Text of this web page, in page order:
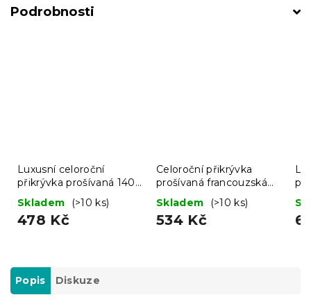
Podrobnosti
Luxusní celoroční
přikrývka prošívaná 140
x 200 cm
Skladem (>10 ks)
478 Kč
Celoroční přikrývka
prošívaná francouzská
200x220 cm
Skladem (>10 ks)
534 Kč
cm
Popis Diskuze